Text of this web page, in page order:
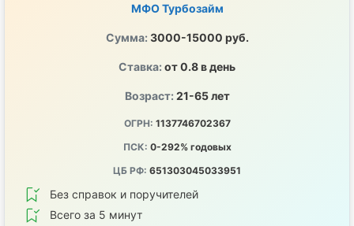
МФО Турбозайм
Сумма: 3000-15000 руб.
Ставка: от 0.8 в день
Возраст: 21-65 лет
ОГРН: 1137746702367
ПСК: 0-292% годовых
ЦБ РФ: 651303045033951
Без справок и поручителей
Всего за 5 минут